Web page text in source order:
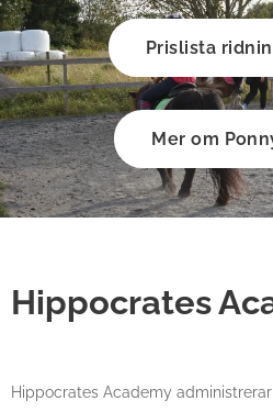
Prislista
Mer om
Hippocrates
Hippocrates Academy administrerar